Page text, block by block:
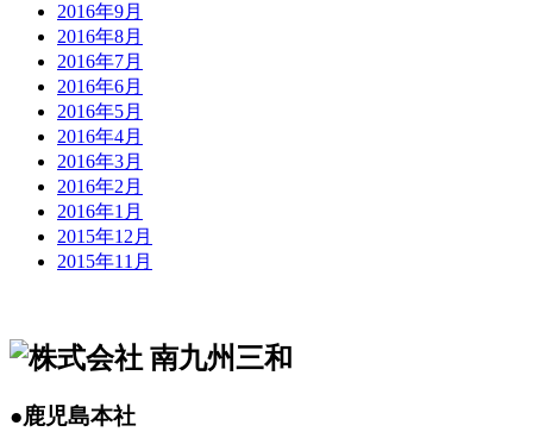
2016年9月
2016年8月
2016年7月
2016年6月
2016年5月
2016年4月
2016年3月
2016年2月
2016年1月
2015年12月
2015年11月
●鹿児島本社